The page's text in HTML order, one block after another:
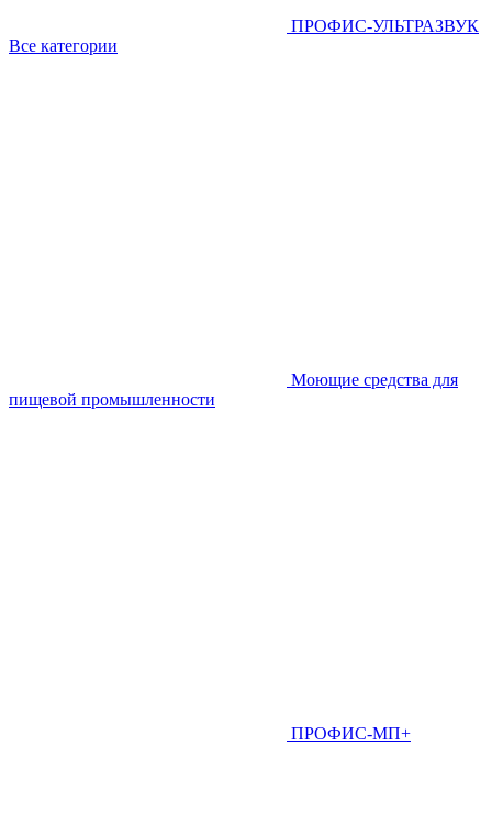
ПРОФИС-УЛЬТРАЗВУК
Все категории
Моющие средства для
пищевой промышленности
ПРОФИС-МП+